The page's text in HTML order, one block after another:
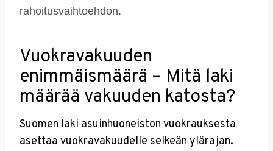
rahoitusvaihtoehdon.
Vuokravakuuden
enimmäismäärä – Mitä laki
määrää vakuuden katosta?
Suomen laki asuinhuoneiston vuokrauksesta
asettaa vuokravakuudelle selkeän ylärajan.